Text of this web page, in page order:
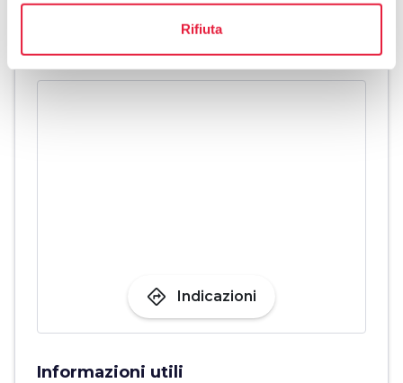
Rifiuta
Raggiungi il sito dell'organizzatore
directions Indicazioni
Informazioni utili